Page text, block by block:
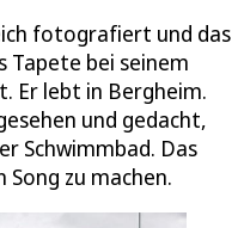
fotografiert und das
Tapete bei seinem
Er lebt in Bergheim.
und gedacht,
Schwimmbad. Das
zu machen.